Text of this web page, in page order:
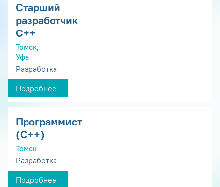
Старший
разработчик
С++
Томск,
Уфа
Разработка
Подробнее
Программист
(С++)
Томск
Разработка
Подробнее